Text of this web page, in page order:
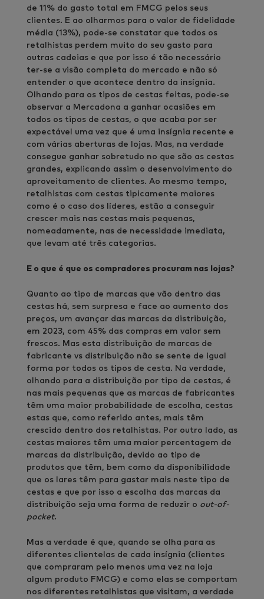
de 11% do gasto total em FMCG pelos seus
clientes. E ao olharmos para o valor de fidelidade
média (13%), pode-se constatar que todos os
retalhistas perdem muito do seu gasto para
outras cadeias e que por isso é tão necessário
ter-se a visão completa do mercado e não só
entender o que acontece dentro da insígnia.
Olhando para os tipos de cestas feitas, pode-se
observar a Mercadona a ganhar ocasiões em
todos os tipos de cestas, o que acaba por ser
expectável uma vez que é uma insígnia recente e
com várias aberturas de lojas. Mas, na verdade
consegue ganhar sobretudo no que são as cestas
grandes, explicando assim o desenvolvimento do
aproveitamento de clientes. Ao mesmo tempo,
retalhistas com cestas tipicamente maiores
como é o caso dos líderes, estão a conseguir
crescer mais nas cestas mais pequenas,
nomeadamente, nas de necessidade imediata,
que levam até três categorias.
E o que é que os compradores procuram nas lojas?
Quanto ao tipo de marcas que vão dentro das
cestas há, sem surpresa e face ao aumento dos
preços, um avançar das marcas da distribuição,
em 2023, com 45% das compras em valor sem
frescos. Mas esta distribuição de marcas de
fabricante vs distribuição não se sente de igual
forma por todos os tipos de cesta. Na verdade,
olhando para a distribuição por tipo de cestas, é
nas mais pequenas que as marcas de fabricantes
têm uma maior probabilidade de escolha, cestas
estas que, como referido antes, mais têm
crescido dentro dos retalhistas. Por outro lado, as
cestas maiores têm uma maior percentagem de
marcas da distribuição, devido ao tipo de
produtos que têm, bem como da disponibilidade
que os lares têm para gastar mais neste tipo de
cestas e que por isso a escolha das marcas da
distribuição seja uma forma de reduzir o out-of-
pocket.
Mas a verdade é que, quando se olha para as
diferentes clientelas de cada insígnia (clientes
que compraram pelo menos uma vez na loja
algum produto FMCG) e como elas se comportam
nos diferentes retalhistas que visitam, a verdade